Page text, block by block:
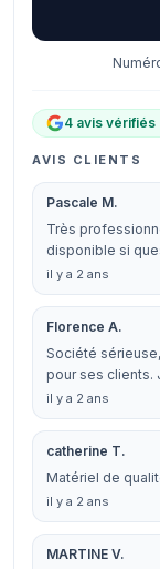
4 avis vérifiés
AVIS CLIENTS
Pascale M.
Très
disponible si
il y a 2 ans
Florence A.
Société
pour ses clients.
il y a 2 ans
catherine T.
Matériel de
il y a 2 ans
MARTINE V.